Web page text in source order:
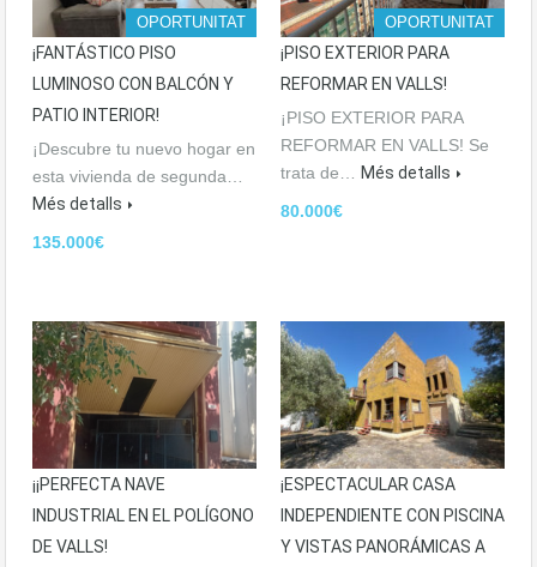
OPORTUNITAT
¡FANTÁSTICO PISO
LUMINOSO CON BALCÓN Y
PATIO INTERIOR!
¡Descubre tu nuevo hogar en
esta vivienda de segunda…
Més detalls
135.000€
OPORTUNITAT
¡PISO EXTERIOR PARA
REFORMAR EN VALLS!
¡PISO EXTERIOR PARA
REFORMAR EN VALLS! Se
trata de…
Més detalls
80.000€
¡¡PERFECTA NAVE
INDUSTRIAL EN EL POLÍGONO
DE VALLS!
¡ESPECTACULAR CASA
INDEPENDIENTE CON PISCINA
Y VISTAS PANORÁMICAS A